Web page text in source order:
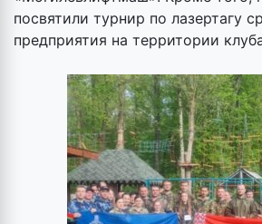
посвятили турнир по лазертагу
предприятия на территории